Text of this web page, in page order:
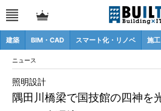
建築 BIM・CAD スマート化・リノベ 施
ニュース
隅田川橋梁で国技館の四神
照明設計